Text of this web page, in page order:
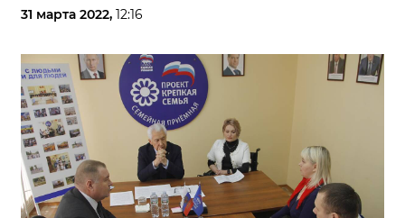
31 марта 2022, 12:16